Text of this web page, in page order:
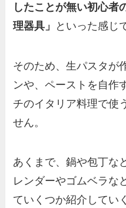
したことが無い初心者
理器具」
といった感じ
そのため、生パスタが
ンや、ペーストを自作
チのイタリア料理で使
せん。
あくまで、鍋や包丁な
レンダーやゴムベラな
ていくつか紹介してい